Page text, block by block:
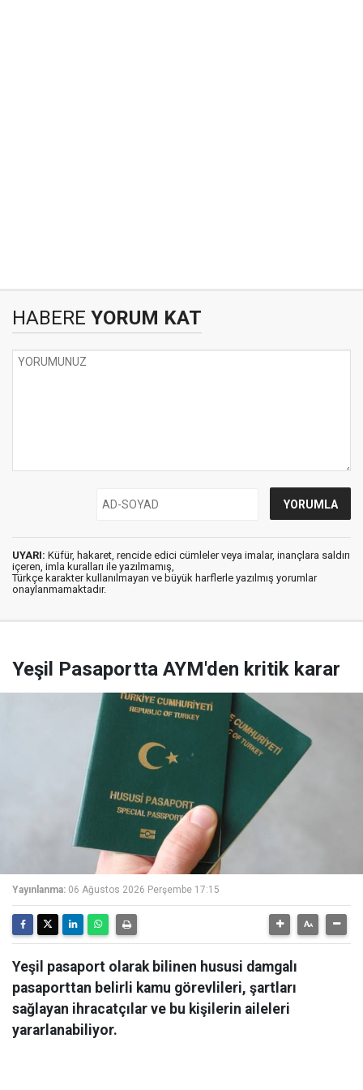
HABERE YORUM KAT
UYARI: Küfür, hakaret, rencide edici cümleler veya imalar, inançlara saldırı
içeren, imla kuralları ile yazılmamış,
Türkçe karakter kullanılmayan ve büyük harflerle yazılmış yorumlar
onaylanmamaktadır.
Yeşil Pasaportta AYM'den kritik karar
Yayınlanma: 06 Ağustos 2026 Perşembe 17:15
Yeşil pasaport olarak bilinen hususi damgalı
pasaporttan belirli kamu görevlileri, şartları
sağlayan ihracatçılar ve bu kişilerin aileleri
yararlanabiliyor.